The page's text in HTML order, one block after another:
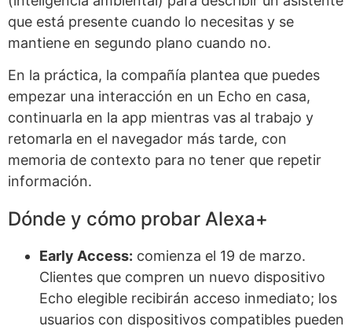
que está presente cuando lo necesitas y se
mantiene en segundo plano cuando no.
En la práctica, la compañía plantea que puedes
empezar una interacción en un Echo en casa,
continuarla en la app mientras vas al trabajo y
retomarla en el navegador más tarde, con
memoria de contexto para no tener que repetir
información.
Dónde y cómo probar Alexa+
Early Access: comienza el 19 de marzo.
Clientes que compren un nuevo dispositivo
Echo elegible recibirán acceso inmediato; los
usuarios con dispositivos compatibles pueden